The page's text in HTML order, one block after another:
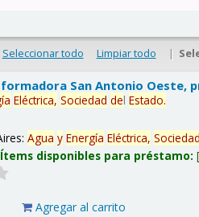
Seleccionar todo Limpiar todo |
San Antonio Oeste,
Eléctrica, Sociedad delEstado.
Agua y Energía Eléctrica, Sociedad
Ítems disponibles para préstamo:
Agregar al carrito